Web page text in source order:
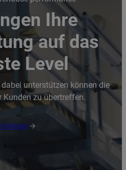
Ihre
auf das
Level
unterstützen können die
Kunden zu übertreffen.